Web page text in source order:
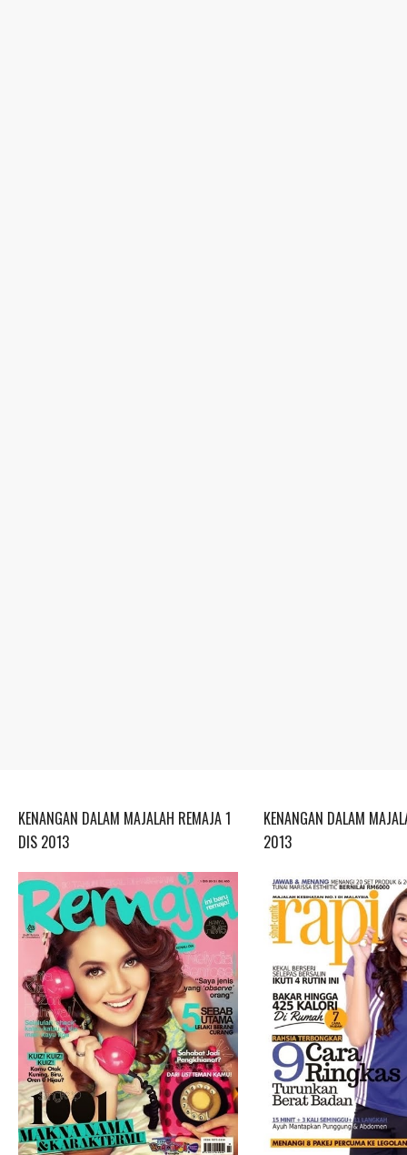
KENANGAN DALAM MAJALAH REMAJA 1
DIS 2013
KENANGAN DALAM
2013